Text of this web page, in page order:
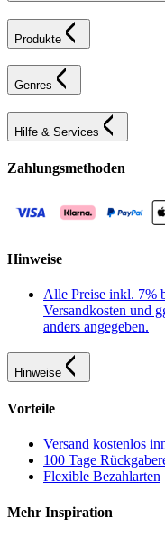
Produkte
Genres
Hilfe & Services
Zahlungsmethoden
Hinweise
Alle Preise inkl. 7%
Versandkosten und
anders angegeben.
Hinweise
Vorteile
Versand kostenlos
100 Tage
Flexible Bezahlarten
Mehr Inspiration